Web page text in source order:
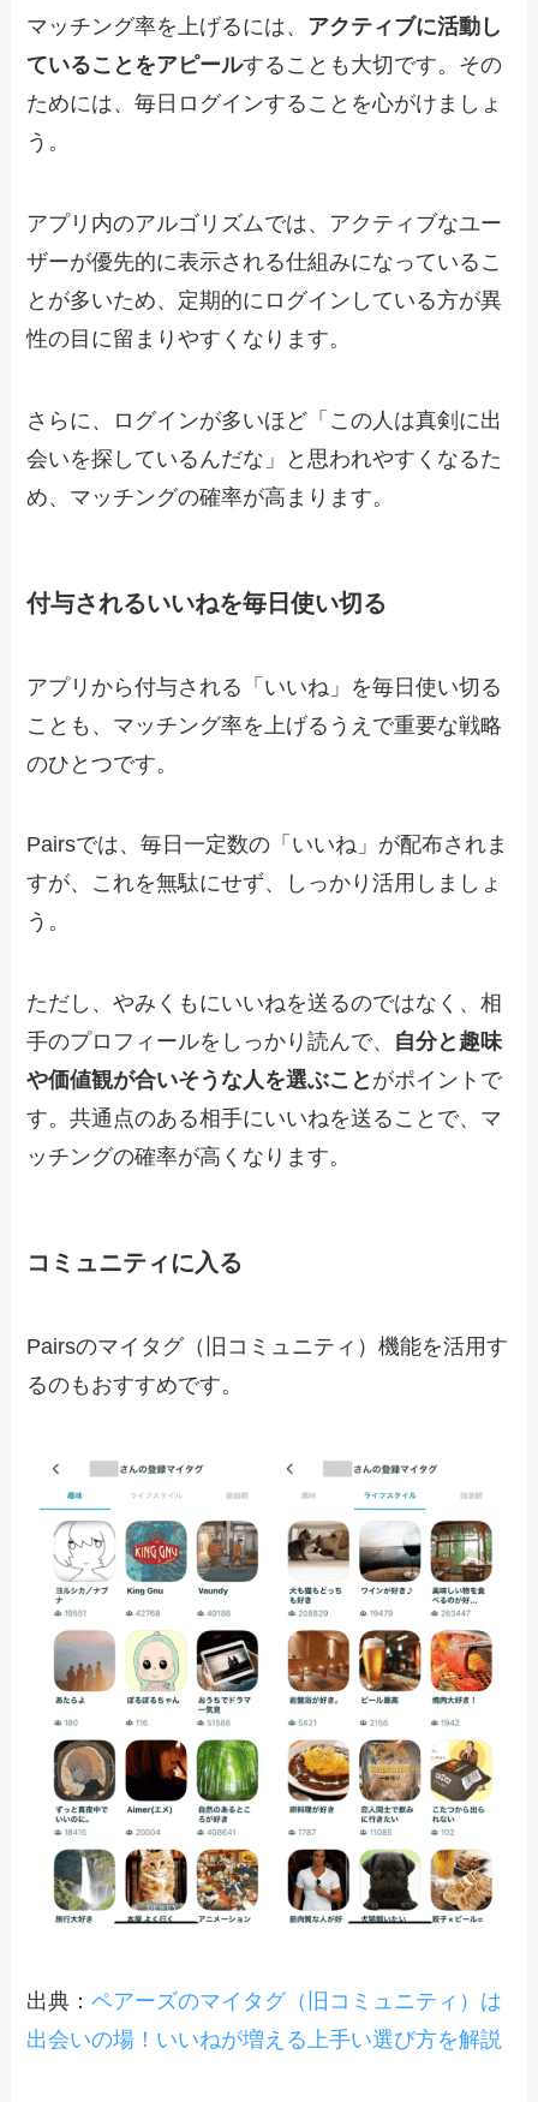
マッチング率を上げるには、 アクティブに活動し
ていることをアピールすることも大切です。その
ためには、毎日ログインすることを心がけましょ
う。
アプリ内のアルゴリズムでは、アクティブなユー
ザーが優先的に表示される仕組みになっているこ
とが多いため、定期的にログインしている方が異
性の目に留まりやすくなります。
さらに、ログインが多いほど「この人は真剣に出
会いを探しているんだな」と思われやすくなるた
め、マッチングの確率が高まります。
付与されるいいねを毎日使い切る
アプリから付与される「いいね」を毎日使い切る
ことも、マッチング率を上げるうえで重要な戦略
のひとつです。
Pairsでは、毎日一定数の「いいね」が配布されま
すが、これを無駄にせず、しっかり活用しましょ
う。
ただし、やみくもにいいねを送るのではなく、相
手のプロフィールをしっかり読んで、 自分と趣味
や価値観が合いそうな人を選ぶこと がポイントで
す。共通点のある相手にいいねを送ることで、マ
ッチングの確率が高くなります。
コミュニティに入る
Pairsのマイタグ（旧コミュニティ）機能を活用す
るのもおすすめです。
出典：ペアーズのマイタグ（旧コミュニティ）は
出会いの場！いいねが増える上手い選び方を解説